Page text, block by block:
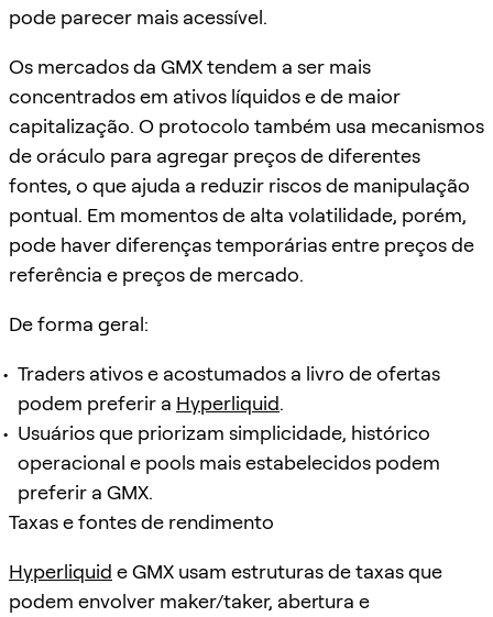
pode parecer mais acessível.
Os mercados da GMX tendem a ser mais
concentrados em ativos líquidos e de maior
capitalização. O protocolo também usa mecanismos
de oráculo para agregar preços de diferentes
fontes, o que ajuda a reduzir riscos de manipulação
pontual. Em momentos de alta volatilidade, porém,
pode haver diferenças temporárias entre preços de
referência e preços de mercado.
De forma geral:
Traders ativos e acostumados a livro de ofertas
podem preferir a Hyperliquid.
Usuários que priorizam simplicidade, histórico
operacional e pools mais estabelecidos podem
preferir a GMX.
Taxas e fontes de rendimento
Hyperliquid e GMX usam estruturas de taxas que
podem envolver maker/taker, abertura e